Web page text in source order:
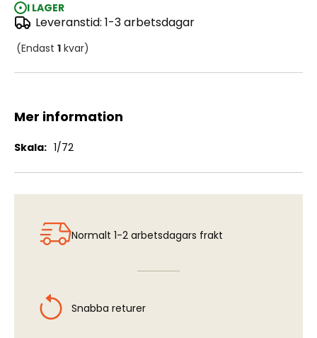
I LAGER
Leveranstid: 1-3 arbetsdagar
(Endast 1 kvar)
Mer information
Mer
1/72
Normalt 1-2 arbetsdagars frakt
Snabba returer